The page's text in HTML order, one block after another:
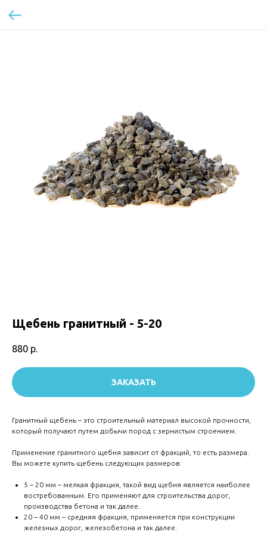
Щебень гранитный - 5-20
880 р.
ЗАКАЗАТЬ
Гранитный щебень – это строительный материал высокой прочности,
который получают путем добычи пород с зернистым строением.
Применение гранитного щебня зависит от фракций, то есть размера.
Вы можете купить щебень следующих размеров:
5 – 20 мм – мелкая фракция, такой вид щебня является наиболее
востребованным. Его применяют для строительства дорог,
производства бетона и так далее.
20 – 40 мм – средняя фракция, применяется при конструкции
железных дорог, железобетона и так далее.